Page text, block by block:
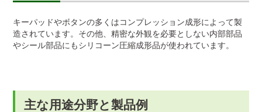
キーパッドやボタンの多くはコンプレッション成形によって製
造されています。その他、精密な外観を必要としない内部部品
やシール部品にもシリコーン圧縮成形品が使われています。​
主な用途分野と製品例